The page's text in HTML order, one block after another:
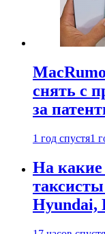
снять с
за
1 год спустя1
На какие
Hyundai,